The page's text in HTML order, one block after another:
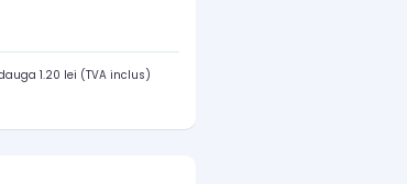
1.20 lei (TVA inclus)